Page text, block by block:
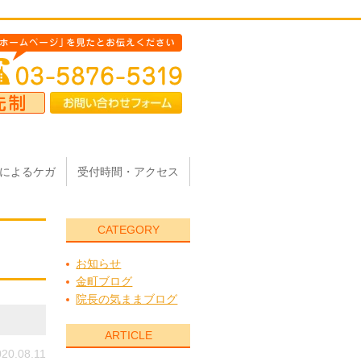
よるケガ 受付時間・アクセス
CATEGORY
お知らせ
金町ブログ
院長の気ままブログ
ARTICLE